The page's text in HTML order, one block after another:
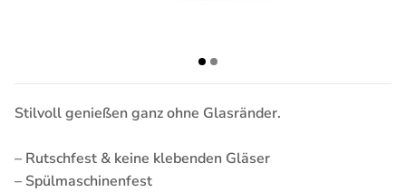
Stilvoll genießen ganz ohne Glasränder.
– Rutschfest & keine klebenden Gläser
– Spülmaschinenfest